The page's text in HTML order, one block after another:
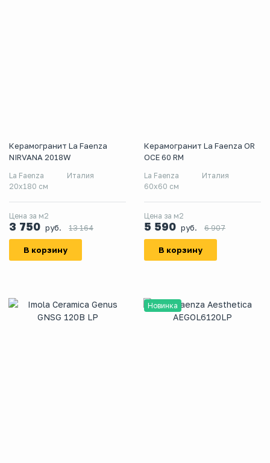
Керамогранит La Faenza
NIRVANA 2018W
La Faenza
Италия
20x180 см
Цена за м2
3 750 руб. 13 164
В корзину
Керамогранит La Faenza OR
OCE 60 RM
La Faenza
Италия
60x60 см
Цена за м2
5 590 руб. 6 907
В корзину
Новинка